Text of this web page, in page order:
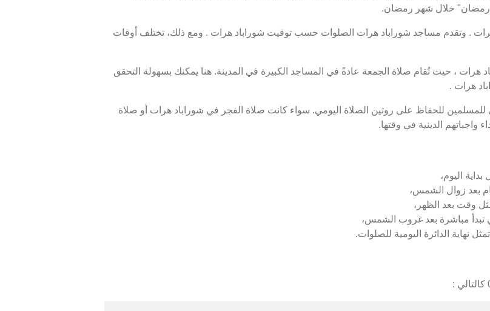
. وتقدم مساجد شوراباد هرات الصلوات حسب توقيت شوراباد هرات . ومع ذلك، تختلف أوقات
، حيث تُقام صلاة الجمعة عادةً في المساجد الكبيرة في المدينة. هنا يمكنك بسهولة التحقق
هرات .
للحفاظ على روتين الصلاة اليومي. سواء كانت صلاة الفجر في شوراباد هرات أو صلاة
واجباتهم الدينية في وقتها.
اليوم،
بعد زوال الشمس،
وقت بعد الظهر،
تبدأ مباشرة بعد غروب الشمس،
نهاية الدائرة اليومية للصلوات.